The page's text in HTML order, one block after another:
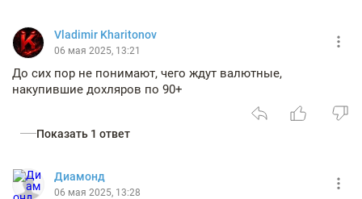
Vladimir Kharitonov
06 мая 2025, 13:21
До сих пор не понимают, чего ждут валютные,
накупившие дохляров по 90+
Показать 1 ответ
Диамонд
06 мая 2025, 13:28